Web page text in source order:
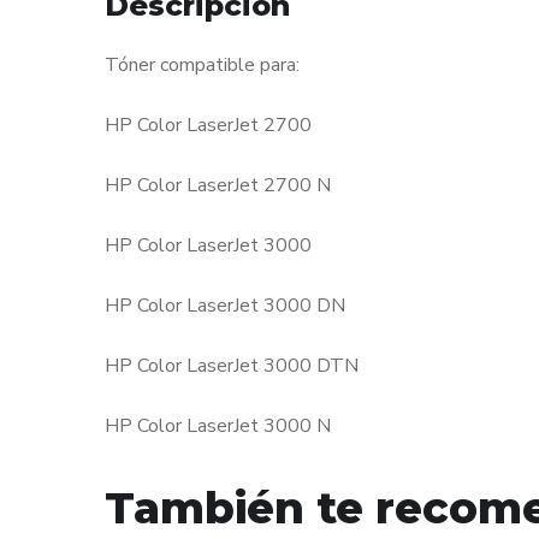
Tóner compatible para:
HP Color LaserJet 2700
HP Color LaserJet 2700 N
HP Color LaserJet 3000
HP Color LaserJet 3000 DN
HP Color LaserJet 3000 DTN
HP Color LaserJet 3000 N
También te